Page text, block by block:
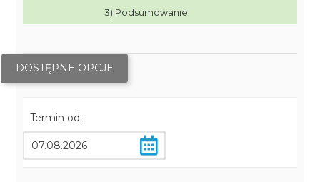
3) Podsumowanie
DOSTĘPNE OPCJE
Termin od: